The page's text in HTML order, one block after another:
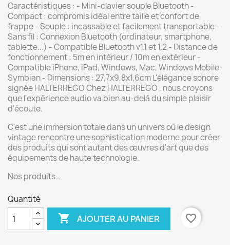
Caractéristiques : - Mini-clavier souple Bluetooth -
Compact : compromis idéal entre taille et confort de
frappe - Souple : incassable et facilement transportable -
Sans fil : Connexion Bluetooth (ordinateur, smartphone,
tablette...) - Compatible Bluetooth v1.1 et 1.2 - Distance de
fonctionnement : 5m en intérieur / 10m en extérieur -
Compatible iPhone, iPad, Windows, Mac, Windows Mobile
Symbian - Dimensions : 27,7x9,8x1,6cm L'élégance sonore
signée HALTERREGO Chez HALTERREGO , nous croyons
que l'expérience audio va bien au-delà du simple plaisir
d'écoute.
C'est une immersion totale dans un univers où le design
vintage rencontre une sophistication moderne pour créer
des produits qui sont autant des œuvres d'art que des
équipements de haute technologie.
Nos produits…
Quantité
 AJOUTER AU PANIER favorite_border